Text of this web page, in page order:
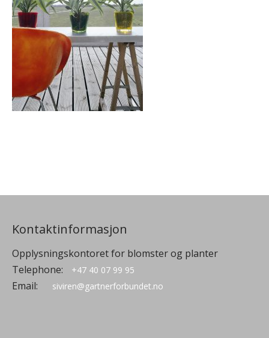
Kontaktinformasjon
Opplysningskontoret for blomster og planter
Telephone:
+47 40 07 99 95
Email: siviren@gartnerforbundet.no